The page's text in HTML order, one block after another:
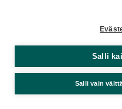
Salli
Salli vain
Ajankohtaista
Rosgis ja